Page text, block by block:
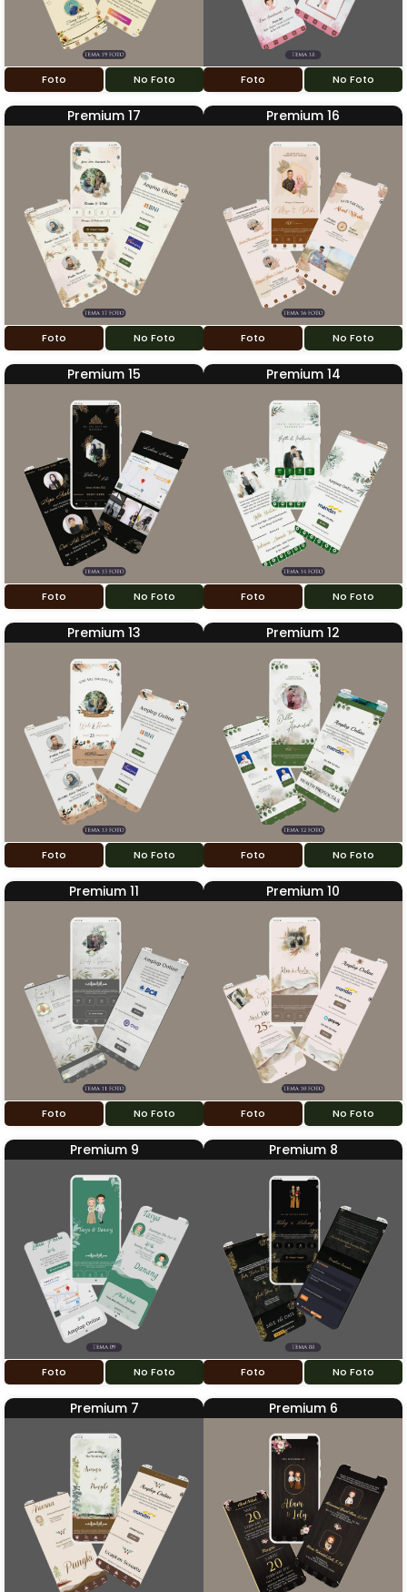
Foto No Foto Foto No Foto
Premium 17
Foto No Foto
Premium 16
Foto No Foto
Premium 15
Foto No Foto
Premium 14
Foto No Foto
Premium 13
Foto No Foto
Premium 12
Foto No Foto
Premium 11
Foto No Foto
Premium 10
Foto No Foto
Premium 9
Foto No Foto
Premium 8
Foto No Foto
Premium 7 Premium 6